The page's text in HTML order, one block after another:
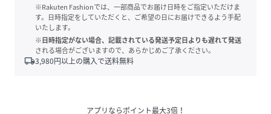
※Rakuten Fashionでは、一部商品でお届け日時をご指定いただけま
す。日時指定をしていただくと、ご希望の日にお届けできるよう手配
いたします。
※日時指定がない場合、記載されている発送予定日よりも遅れて発送
される場合がございますので、あらかじめご了承ください。
local_shipping3,980円以上の購入で送料無料
アプリならポイント最大3倍！